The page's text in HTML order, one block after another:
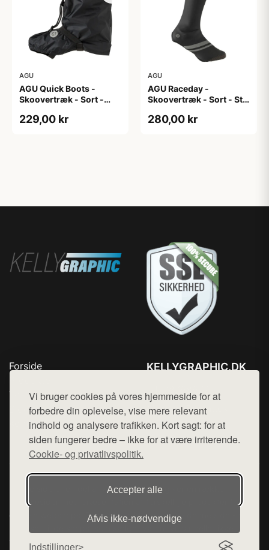
Vi bruger cookies på vores hjemmeside for at
forbedre din oplevelse, vise mere relevant
indhold og analysere trafikken. Kort sagt: for at
siden fungerer bedre – ikke for at være irriterende.
Cookie- og privatlivspolitik.
Accepter alle
Afvis ikke‑nødvendige
Indstillinger
AGU
AGU Quick Boots -
Skoovertræk - Sort -
229,00 kr
AGU
AGU Raceday -
Skoovertræk - Sort - Str.
280,00 kr
Forside
Top Rabatter
Blog
Kontakt
KELLYGRAPHIC.DK
Mail: hej@want.dk
Cookie- og privatlivspolitik
Denne side er en del af want.dk, der udgiver en række
hjemmesider med præsentation af forskellige produkter fra
diverse webshops. Der sælges ikke varer fra denne side - vi
varerne på lager.